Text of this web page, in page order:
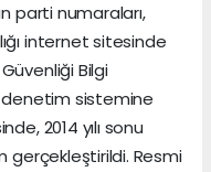
parti numaraları,
internet sitesinde
Bilgi
denetim sistemine
2014 yılı sonu
gerçekleştirildi. Resmi